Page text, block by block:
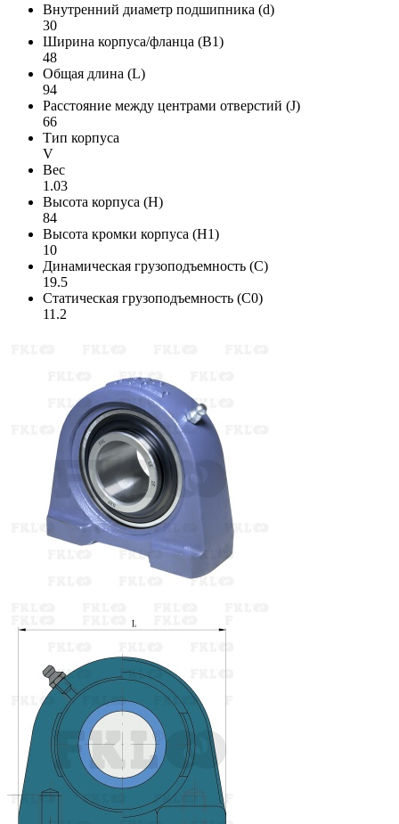
Внутренний диаметр подшипника (d)
30
Ширина корпуса/фланца (B1)
48
Общая длина (L)
94
Расстояние между центрами отверстий (J)
66
Тип корпуса
V
Вес
1.03
Высота корпуса (H)
84
Высота кромки корпуса (H1)
10
Динамическая грузоподъемность (C)
19.5
Статическая грузоподъемность (C0)
11.2